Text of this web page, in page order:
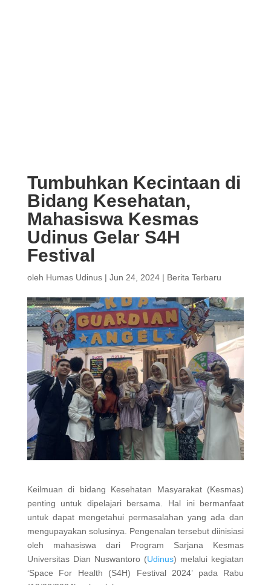
Tumbuhkan Kecintaan di
Bidang Kesehatan,
Mahasiswa Kesmas
Udinus Gelar S4H
Festival
oleh Humas Udinus| Jun 24, 2024| Berita Terbaru
Keilmuan di bidang Kesehatan Masyarakat (Kesmas)
penting untuk dipelajari bersama. Hal ini bermanfaat
untuk dapat mengetahui permasalahan yang ada dan
mengupayakan solusinya. Pengenalan tersebut diinisiasi
oleh mahasiswa dari Program Sarjana Kesmas
Universitas Dian Nuswantoro (Udinus) melalui kegiatan
‘Space For Health (S4H) Festival 2024’ pada Rabu